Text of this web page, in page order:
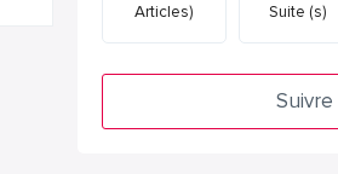
Articles) Suite (s)
Suivre